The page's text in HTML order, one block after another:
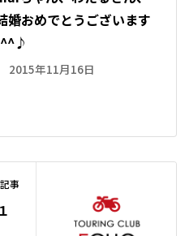
婚おめでとうございます
2015年11月16日
事